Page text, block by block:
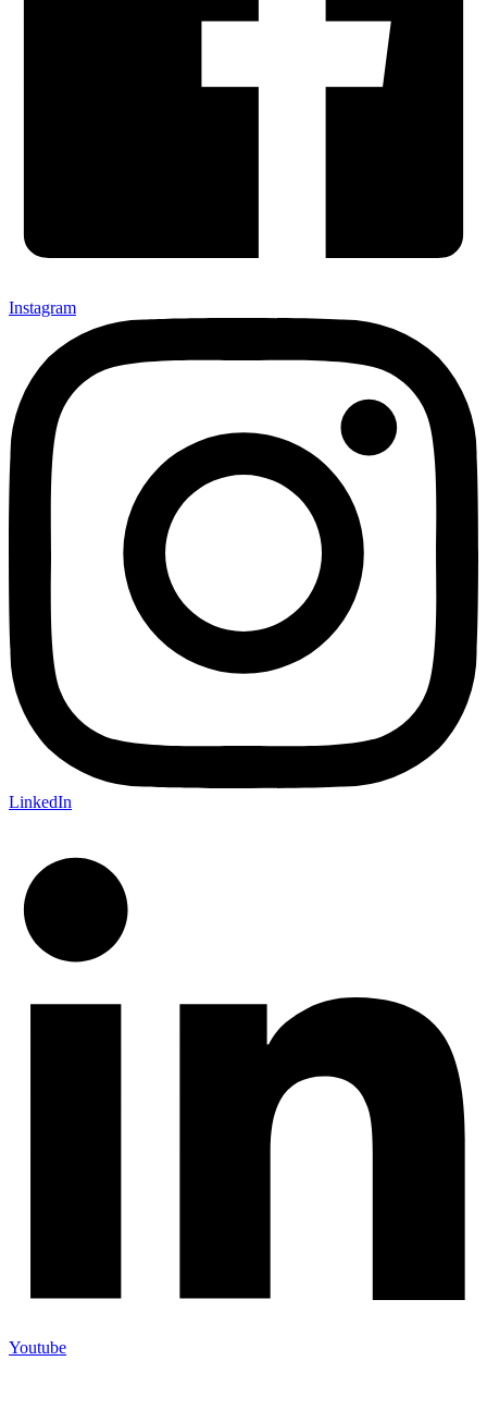
Instagram
LinkedIn
Youtube